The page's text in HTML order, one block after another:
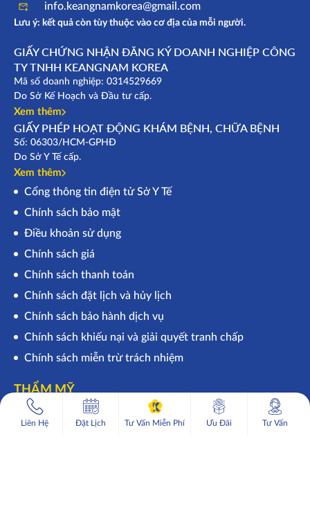
info.keangnamkorea@gmail.com
Lưu ý: kết quả còn tùy thuộc vào cơ địa của mỗi người.
GIẤY CHỨNG NHẬN ĐĂNG KÝ DOANH NGHIỆP CÔNG
TY TNHH KEANGNAM KOREA
Mã số doanh nghiệp: 0314529669
Do Sở Kế Hoạch và Đầu tư cấp.
Xem thêm
GIẤY PHÉP HOẠT ĐỘNG KHÁM BỆNH, CHỮA BỆNH
Số: 06303/HCM-GPHĐ
Do Sở Y Tế cấp.
Xem thêm
Cổng thông tin điện tử Sở Y Tế
Chính sách bảo mật
Điều khoản sử dụng
Chính sách giá
Chính sách thanh toán
Chính sách đặt lịch và hủy lịch
Chính sách bảo hành dịch vụ
Chính sách khiếu nại và giải quyết tranh chấp
Chính sách miễn trừ trách nhiệm
THẨM MỸ
Tạo hình mắt 2 mí – Phẫu thuật cắt da mỡ thừa mi trên
– dưới
Liên Hệ Đặt Lịch Tư Vấn Miễn Phí Ưu Đãi Tư Vấn
Tư vấn miễn phí